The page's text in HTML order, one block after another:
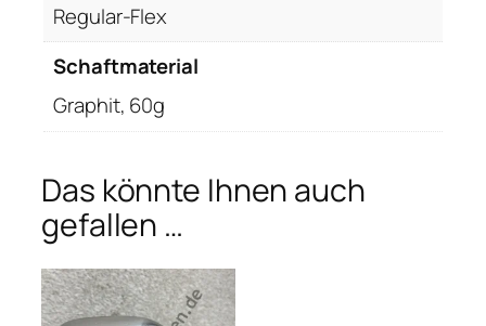
Regular-Flex
Schaftmaterial
Graphit, 60g
Das könnte Ihnen auch
gefallen …